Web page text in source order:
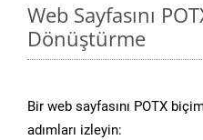
Web Sayfasını
Dönüştürme
Bir web sayfasını POTX
adımları izleyin: